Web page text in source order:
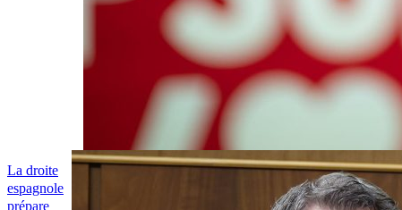
La droite
espagnole
prépare